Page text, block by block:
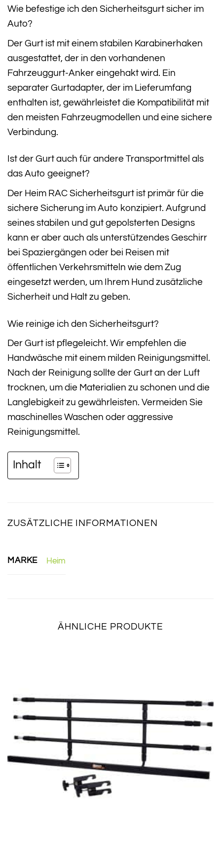
Wie befestige ich den Sicherheitsgurt sicher im
Auto?
Der Gurt ist mit einem stabilen Karabinerhaken
ausgestattet, der in den vorhandenen
Fahrzeuggurt-Anker eingehakt wird. Ein
separater Gurtadapter, der im Lieferumfang
enthalten ist, gewährleistet die Kompatibilität mit
den meisten Fahrzeugmodellen und eine sichere
Verbindung.
Ist der Gurt auch für andere Transportmittel als
das Auto geeignet?
Der Heim RAC Sicherheitsgurt ist primär für die
sichere Sicherung im Auto konzipiert. Aufgrund
seines stabilen und gut gepolsterten Designs
kann er aber auch als unterstützendes Geschirr
bei Spaziergängen oder bei Reisen mit
öffentlichen Verkehrsmitteln wie dem Zug
eingesetzt werden, um Ihrem Hund zusätzliche
Sicherheit und Halt zu geben.
Wie reinige ich den Sicherheitsgurt?
Der Gurt ist pflegeleicht. Wir empfehlen die
Handwäsche mit einem milden Reinigungsmittel.
Nach der Reinigung sollte der Gurt an der Luft
trocknen, um die Materialien zu schonen und die
Langlebigkeit zu gewährleisten. Vermeiden Sie
maschinelles Waschen oder aggressive
Reinigungsmittel.
Inhalt
ZUSÄTZLICHE INFORMATIONEN
MARKE Heim
ÄHNLICHE PRODUKTE